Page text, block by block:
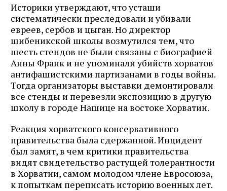
Историки утверждают, что усташи
систематически преследовали и убивали
евреев, сербов и цыган. Но директор
шибеникской школы возмутился тем, что
шесть стендов не были связаны с биографией
Анны Франк и не упоминали убийств хорватов
антифашистскими партизанами в годы войны.
Тогда организаторы выставки демонтировали
все стенды и перевезли экспозицию в другую
школу в городе Нашице на востоке Хорватии.
Реакция хорватского консервативного
правительства была сдержанной. Инцидент
был замят, в чем критики правительства
видят свидетельство растущей толерантности
в Хорватии, самом молодом члене Евросоюза,
к попыткам переписать историю военных лет.